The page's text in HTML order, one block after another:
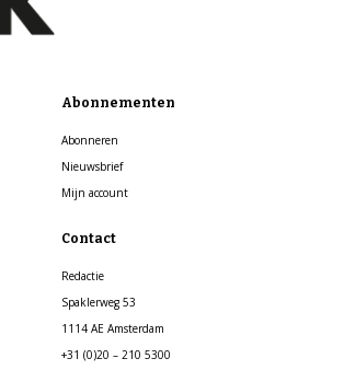
Abonnementen
Abonneren
Nieuwsbrief
Mijn account
Contact
Redactie
Spaklerweg 53
1114 AE Amsterdam
+31 (0)20 – 210 5300